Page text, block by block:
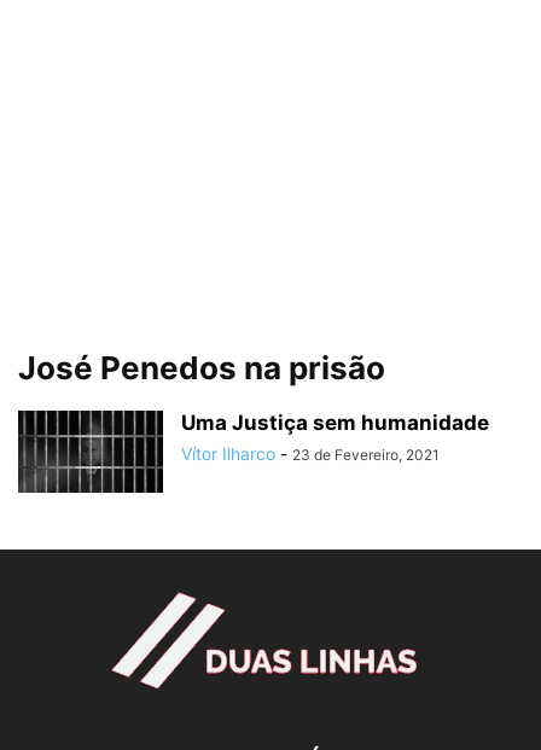
José Penedos na prisão
Uma Justiça sem humanidade
Vítor Ilharco - 23 de Fevereiro, 2021